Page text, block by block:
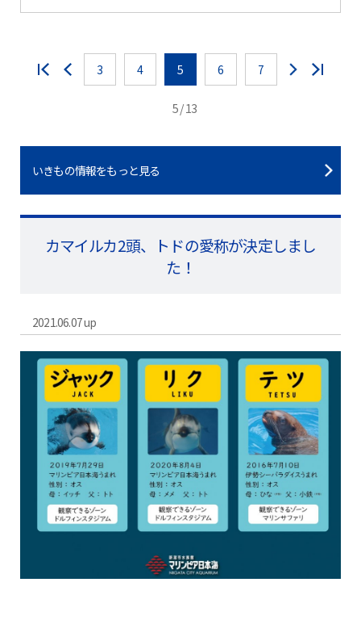
5 / 13
3 4 5 6 7
いきもの情報をもっと見る
カマイルカ2頭、トドの愛称が決定しまし
た！
2021.06.07 up